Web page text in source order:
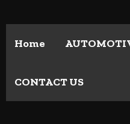
Home
CONTACT US